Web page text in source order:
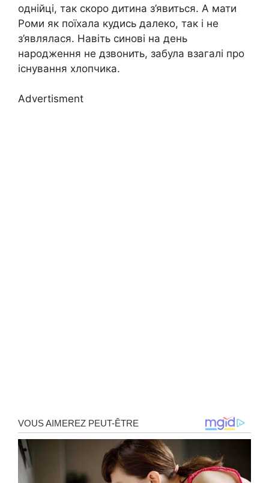
однійці, так скоро дитина з’явиться. А мати
Роми як поїхала кудись далеко, так і не
з’являлася. Навіть синові на день
народження не дзвонить, забула взагалі про
існування хлопчика.
Advertisment